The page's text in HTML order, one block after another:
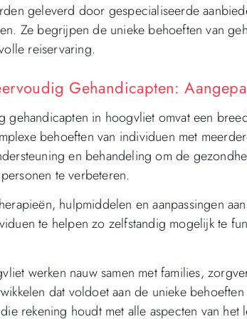
geleverd door gespecialiseerde
Ze begrijpen de unieke behoeften van
reiservaring.
Gehandicapten:
in hoogvliet omvat een
behoeften van individuen met
en behandeling om de
te verbeteren.
hulpmiddelen en aanpassingen
te helpen zo zelfstandig mogelijk te
werken nauw samen met families,
dat voldoet aan de unieke
rekening houdt met alle aspecten van het